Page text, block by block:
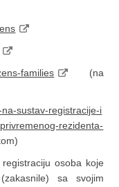
families
(na
sustav-registracije-i
rezidenta-
osoba koje
sa svojim